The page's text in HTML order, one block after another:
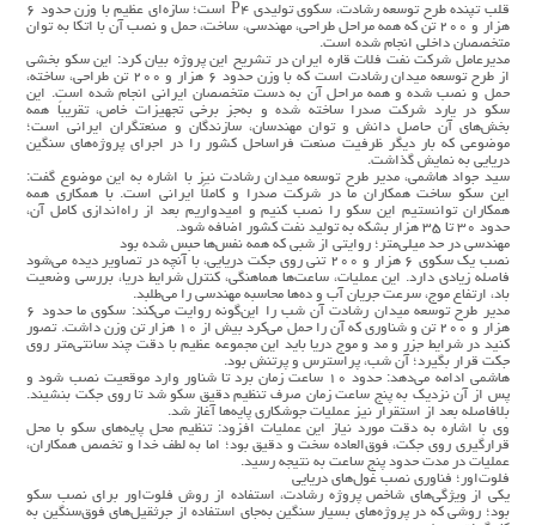
قلب تپنده طرح توسعه رشادت، سکوی تولیدی P۴ است؛ سازه‌ای عظیم با وزن حدود ۶
هزار و ۲۰۰ تن که همه مراحل طراحی، مهندسی، ساخت، حمل و نصب آن با اتکا به توان
متخصصان داخلی انجام شده است.
مدیرعامل شرکت نفت فلات قاره ایران در تشریح این پروژه بیان کرد: این سکو بخشی
از طرح توسعه میدان رشادت است که با وزن حدود ۶ هزار و ۲۰۰ تن طراحی، ساخته،
حمل و نصب شده و همه مراحل آن به دست متخصصان ایرانی انجام شده است. این
سکو در یارد شرکت صدرا ساخته شده و به‌جز برخی تجهیزات خاص، تقریباً همه
بخش‌های آن حاصل دانش و توان مهندسان، سازندگان و صنعتگران ایرانی است؛
موضوعی که بار دیگر ظرفیت صنعت فراساحل کشور را در اجرای پروژه‌های سنگین
دریایی به نمایش گذاشت.
سید جواد هاشمی، مدیر طرح توسعه میدان رشادت نیز با اشاره به این موضوع گفت:
این سکو ساخت همکاران ما در شرکت صدرا و کاملاً ایرانی است. با همکاری همه
همکاران توانستیم این سکو را نصب کنیم و امیدواریم بعد از راه‌اندازی کامل آن،
حدود ۳۰ تا ۳۵ هزار بشکه به تولید نفت کشور اضافه شود.
مهندسی در حد میلی‌متر؛ روایتی از شبی که همه نفس‌ها حبس شده بود
نصب یک سکوی ۶ هزار و ۲۰۰ تنی روی جکت دریایی، با آنچه در تصاویر دیده می‌شود
فاصله زیادی دارد. این عملیات، ساعت‌ها هماهنگی، کنترل شرایط دریا، بررسی وضعیت
باد، ارتفاع موج، سرعت جریان آب و ده‌ها محاسبه مهندسی را می‌طلبد.
مدیر طرح توسعه میدان رشادت آن شب را این‌گونه روایت می‌کند: سکوی ما حدود ۶
هزار و ۲۰۰ تن و شناوری که آن را حمل می‌کرد بیش از ۱۰ هزار تن وزن داشت. تصور
کنید در شرایط جزر و مد و موج دریا باید این مجموعه عظیم با دقت چند سانتی‌متر روی
جکت قرار بگیرد؛ آن شب، پراسترس و پرتنش بود.
هاشمی ادامه می‌دهد: حدود ۱۰ ساعت زمان برد تا شناور وارد موقعیت نصب شود و
پس از آن نزدیک به پنج ساعت زمان صرف تنظیم دقیق سکو شد تا روی جکت بنشیند.
بلافاصله بعد از استقرار نیز عملیات جوشکاری پایه‌ها آغاز شد.
وی با اشاره به دقت مورد نیاز این عملیات افزود: تنظیم محل پایه‌های سکو با محل
قرارگیری روی جکت، فوق‌العاده سخت و دقیق بود؛ اما به لطف خدا و تخصص همکاران،
عملیات در مدت حدود پنج ساعت به نتیجه رسید.
فلوت‌اور؛ فناوری نصب غول‌های دریایی
یکی از ویژگی‌های شاخص پروژه رشادت، استفاده از روش فلوت‌اور برای نصب سکو
بود؛ روشی که در پروژه‌های بسیار سنگین به‌جای استفاده از جرثقیل‌های فوق‌سنگین به